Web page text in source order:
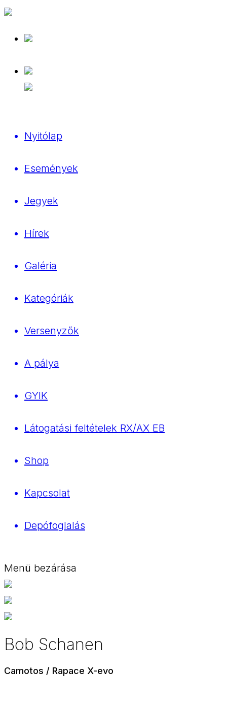
Nyitólap
Események
Jegyek
Hírek
Galéria
Kategóriák
Versenyzők
A pálya
GYIK
Látogatási feltételek RX/AX EB
Shop
Kapcsolat
Depófoglalás
Menü bezárása
Bob Schanen
Camotos / Rapace X-evo